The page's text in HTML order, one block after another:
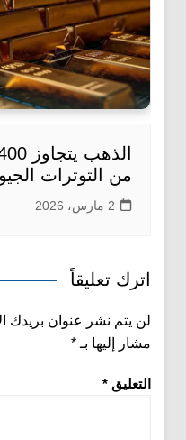
من التوترات
2 مارس، 2026
اترك تعليقاً
لن يتم نشر عنوان بريدك
مشار إليها بـ*
التعليق *